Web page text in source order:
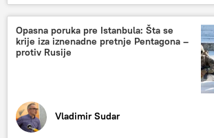
atentat
Opasna poruka pre Istanbula: Šta se
krije iza iznenadne pretnje Pentagona –
protiv Rusije
Vladimir Sudar